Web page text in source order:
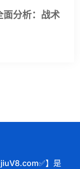
面分析：战术
】是